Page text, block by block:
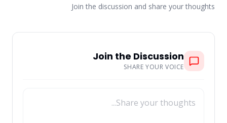
Join the discussion and share your thoughts
Join the Discussion
SHARE YOUR VOICE